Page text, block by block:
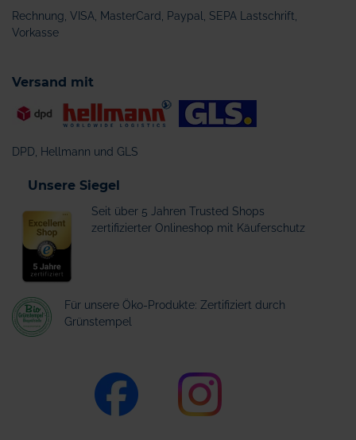
Rechnung, VISA, MasterCard, Paypal, SEPA Lastschrift,
Vorkasse
Versand mit
DPD, Hellmann und GLS
Unsere Siegel
Seit über 5 Jahren Trusted Shops
zertifizierter Onlineshop mit Käuferschutz
Für unsere Öko-Produkte: Zertifiziert durch
Grünstempel